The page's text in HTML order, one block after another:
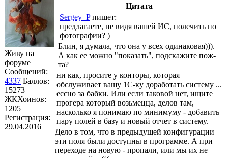
Живу на
форуме
Сообщений:
4337 Баллов:
15273
ЖКХоинов:
1205
Регистрация:
29.04.2016
Цитата
Sergey_Pпишет:
предлагаете, не видя вашей ИС, полечить по
фотографии? )
Блин, я думала, что она у всех одинаковая))).
А как ее можно "показать", подскажите пож-
та?
ни как, просите у конторы, которая
обслуживает вашу 1С-ку доработать систему ...
ессно за бабки. Или если таковой нет, ищите
прогера который возьмецца, делов там,
насколько я понимаю по минимуму - добавить
пару полей в базу и новый отчет в систему.
Дело в том, что в предыдущей конфигурации
эти поля были доступны в программе. А при
переходе на новую - пропали, или мы их не